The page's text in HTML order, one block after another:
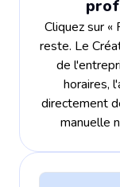
Cliquez sur «
reste. Le
de
horaires,
directement
manuelle